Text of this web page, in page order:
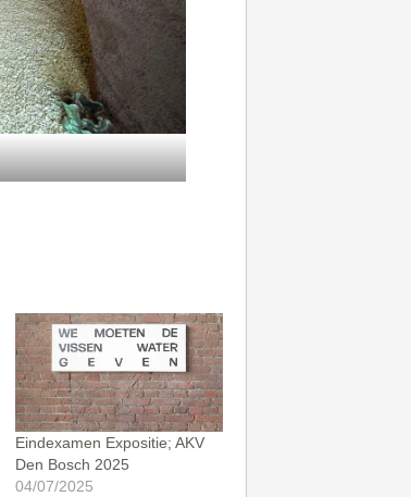
Eindexamen Expositie; AKV
Den Bosch 2025
04/07/2025